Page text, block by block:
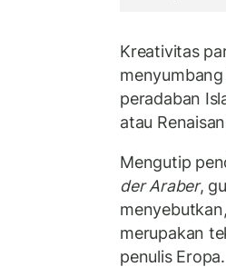
Kreativitas
peradaban
atau
Mengutip
der Araber,
menyebutkan,
merupakan
penulis Eropa.